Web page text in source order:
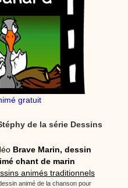
gratuit
de la série Dessins
Brave Marin, dessin
chant de marin
animés traditionnels
animé de la chanson pour